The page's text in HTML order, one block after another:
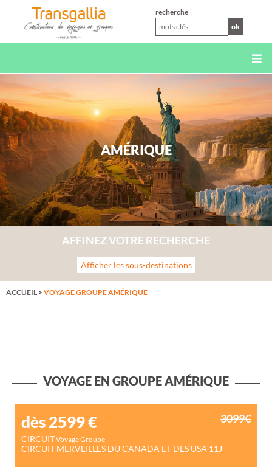
recherche
ok
AMÉRIQUE
AFFINEZ VOTRE RECHERCHE
Afficher les sous-destinations
ACCUEIL > VOYAGE GROUPE AMÉRIQUE
VOYAGE EN GROUPE AMÉRIQUE
dès 2599€
CIRCUITVoyage Groupe
CIRCUIT MERVEILLES DU CANADA ET DES USA 11J
3099€